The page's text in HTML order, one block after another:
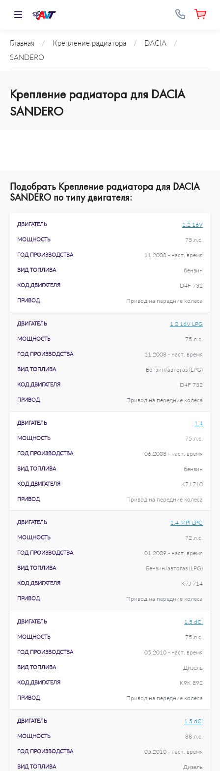
Главная / Крепление радиатора / DACIA
/
SANDERO
Крепление радиатора для DACIA
SANDERO
Подобрать Крепление радиатора для DACIA
SANDERO по типу двигателя:
ДВИГАТЕЛЬ 1.2 16V
МОЩНОСТЬ 75 л.с.
ГОД ПРОИЗВОДСТВА 11.2008 - наст. время
ВИД ТОПЛИВА бензин
КОД ДВИГАТЕЛЯ D4F 732
ПРИВОД Привод на передние колеса
ДВИГАТЕЛЬ 1.2 16V LPG
МОЩНОСТЬ 75 л.с.
ГОД ПРОИЗВОДСТВА 11.2008 - наст. время
ВИД ТОПЛИВА Бензин/автогаз (LPG)
КОД ДВИГАТЕЛЯ D4F 732
ПРИВОД Привод на передние колеса
ДВИГАТЕЛЬ 1.4
МОЩНОСТЬ 75 л.с.
ГОД ПРОИЗВОДСТВА 06.2008 - наст. время
ВИД ТОПЛИВА бензин
КОД ДВИГАТЕЛЯ K7J 710
ПРИВОД Привод на передние колеса
ДВИГАТЕЛЬ 1.4 MPI LPG
МОЩНОСТЬ 72 л.с.
ГОД ПРОИЗВОДСТВА 01.2009 - наст. время
ВИД ТОПЛИВА Бензин/автогаз (LPG)
КОД ДВИГАТЕЛЯ K7J 714
ПРИВОД Привод на передние колеса
ДВИГАТЕЛЬ 1.5 dCi
МОЩНОСТЬ 75 л.с.
ГОД ПРОИЗВОДСТВА 05.2010 - наст. время
ВИД ТОПЛИВА Дизель
КОД ДВИГАТЕЛЯ K9K 892
ПРИВОД Привод на передние колеса
ДВИГАТЕЛЬ 1.5 dCi
МОЩНОСТЬ 88 л.с.
ГОД ПРОИЗВОДСТВА 05.2010 - наст. время
ВИД ТОПЛИВА Дизель